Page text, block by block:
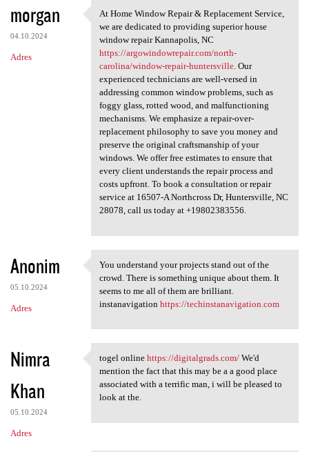
morgan
04.10.2024
Adres
At Home Window Repair &
At Home Window Repair & Replacement Service,
we are dedicated to providing superior house
window repair Kannapolis, NC
https://argowindowrepair.com/north-
carolina/window-repair-huntersville. Our
experienced technicians are well-versed in
addressing common window problems, such as
foggy glass, rotted wood, and malfunctioning
mechanisms. We emphasize a repair-over-
replacement philosophy to save you money and
preserve the original craftsmanship of your
windows. We offer free estimates to ensure that
every client understands the repair process and
costs upfront. To book a consultation or repair
service at 16507-A Northcross Dr, Huntersville, NC
28078, call us today at +19802383556.
Anonim
05.10.2024
Adres
You understand your projects
You understand your projects stand out of the
crowd. There is something unique about them. It
seems to me all of them are brilliant.
instanavigation https://techinstanavigation.com
Nimra
Khan
05.10.2024
Adres
togel online https:/
togel online https://digitalgrads.com/We'd
mention the fact that this may be a a good place
associated with a terrific man, i will be pleased to
look at the.